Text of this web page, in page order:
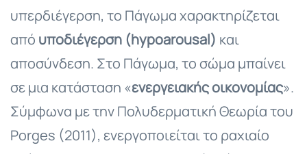
υπερδιέγερση, το Πάγωμα χαρακτηρίζεται
από υποδιέγερση (hypoarousal) και
αποσύνδεση. Στο Πάγωμα, το σώμα μπαίνει
σε μια κατάσταση «ενεργειακής οικονομίας».
Σύμφωνα με την Πολυδερματική Θεωρία του
Porges (2011), ενεργοποιείται το ραχιαίο